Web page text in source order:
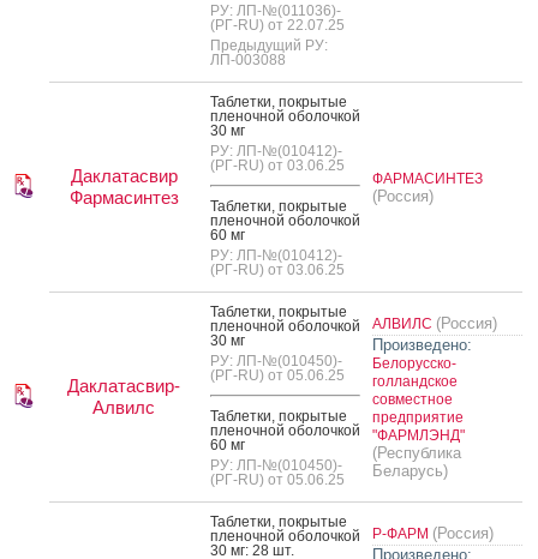
РУ: ЛП-№(011036)-
(РГ-RU) от 22.07.25
Предыдущий РУ:
ЛП-003088
Даклатасвир
Фармасинтез
Таб­летки, пок­ры­тые
пле­ноч­ной обо­лоч­кой
30 мг
РУ: ЛП-№(010412)-
(РГ-RU) от 03.06.25
Таб­летки, пок­ры­тые
пле­ноч­ной обо­лоч­кой
60 мг
РУ: ЛП-№(010412)-
(РГ-RU) от 03.06.25
ФАРМАСИНТЕЗ
(Россия)
Даклатасвир-
Алвилс
Таб­летки, пок­ры­тые
пле­ноч­ной обо­лоч­кой
30 мг
РУ: ЛП-№(010450)-
(РГ-RU) от 05.06.25
Таб­летки, пок­ры­тые
пле­ноч­ной обо­лоч­кой
60 мг
РУ: ЛП-№(010450)-
(РГ-RU) от 05.06.25
АЛВИЛС (Россия)
Произведено:
Белорусско-
голландское
совместное
предприятие
"ФАРМЛЭНД"
(Республика
Беларусь)
Таб­летки, пок­ры­тые
пле­ноч­ной обо­лоч­кой
30 мг: 28 шт.
Р-ФАРМ (Россия)
Произведено: